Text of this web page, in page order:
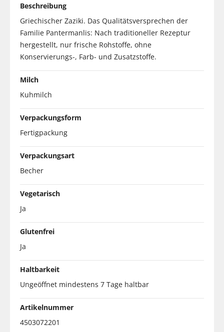
Beschreibung
Griechischer Zaziki. Das Qualitätsversprechen der
Familie Pantermanlis: Nach traditioneller Rezeptur
hergestellt, nur frische Rohstoffe, ohne
Konservierungs-, Farb- und Zusatzstoffe.
Milch
Kuhmilch
Verpackungsform
Fertigpackung
Verpackungsart
Becher
Vegetarisch
Ja
Glutenfrei
Ja
Haltbarkeit
Ungeöffnet mindestens 7 Tage haltbar
Artikelnummer
4503072201